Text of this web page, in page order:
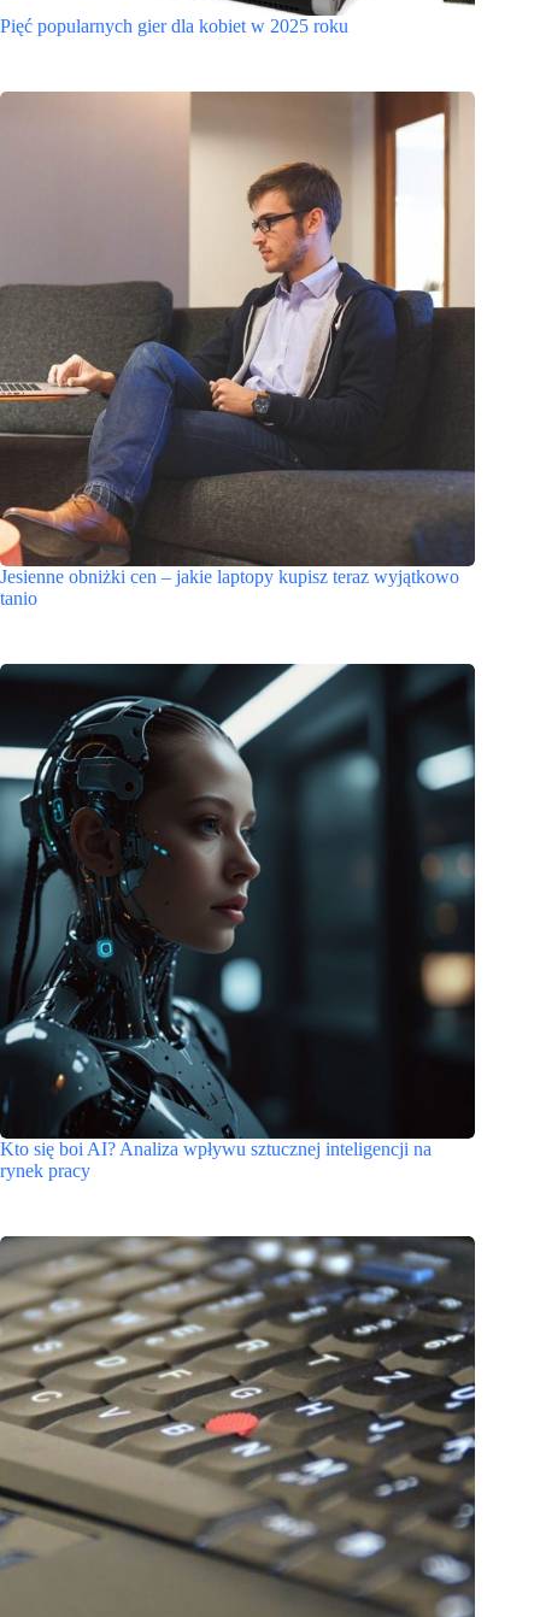
Pięć popularnych gier dla kobiet w 2025 roku
Jesienne obniżki cen – jakie laptopy kupisz teraz wyjątkowo
tanio
Kto się boi AI? Analiza wpływu sztucznej inteligencji na
rynek pracy